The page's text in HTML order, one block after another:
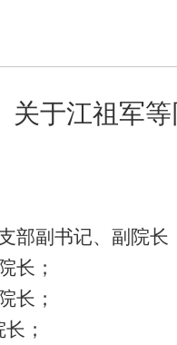
关于江祖军
副书记、副院长
长；
长；
；